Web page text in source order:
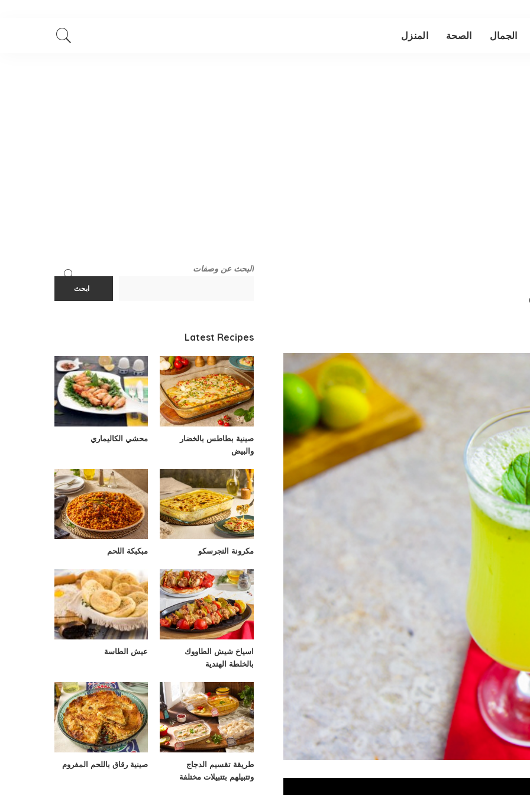
الجمال الصحة المنزل
البحث عن وصفات
ابحث
Latest Recipes
صينية بطاطس بالخضار
والبيض
محشي الكاليماري
مكرونة النجرسكو مبكبكة اللحم
اسياخ شيش الطاووك
بالخلطة الهندية
عيش الطاسة
طريقة تقسيم الدجاج
وتتبيلهم بتتبيلات مختلفة
صينية رقاق باللحم المفروم